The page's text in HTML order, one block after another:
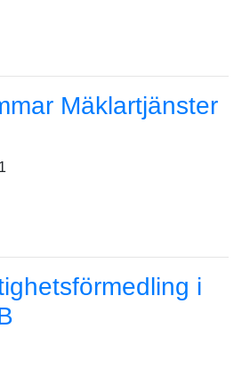
Mäklartjänster
i